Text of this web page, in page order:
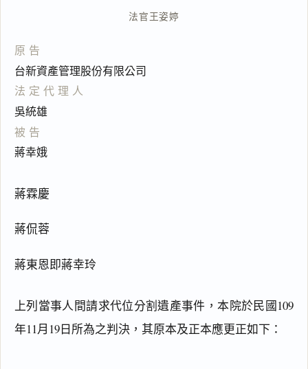
法官王姿婷
原告
台新資產管理股份有限公司
法定代理人
吳統雄
被告
蔣幸娥
蔣霖慶
蔣侃蓉
蔣東恩即蔣幸玲
上列當事人間請求代位分割遺產事件，本院於民國109
年11月19日所為之判決，其原本及正本應更正如下：